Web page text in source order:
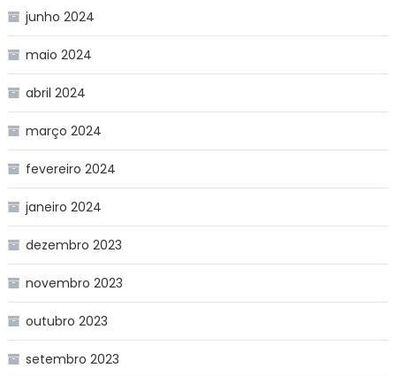
junho 2024
maio 2024
abril 2024
março 2024
fevereiro 2024
janeiro 2024
dezembro 2023
novembro 2023
outubro 2023
setembro 2023